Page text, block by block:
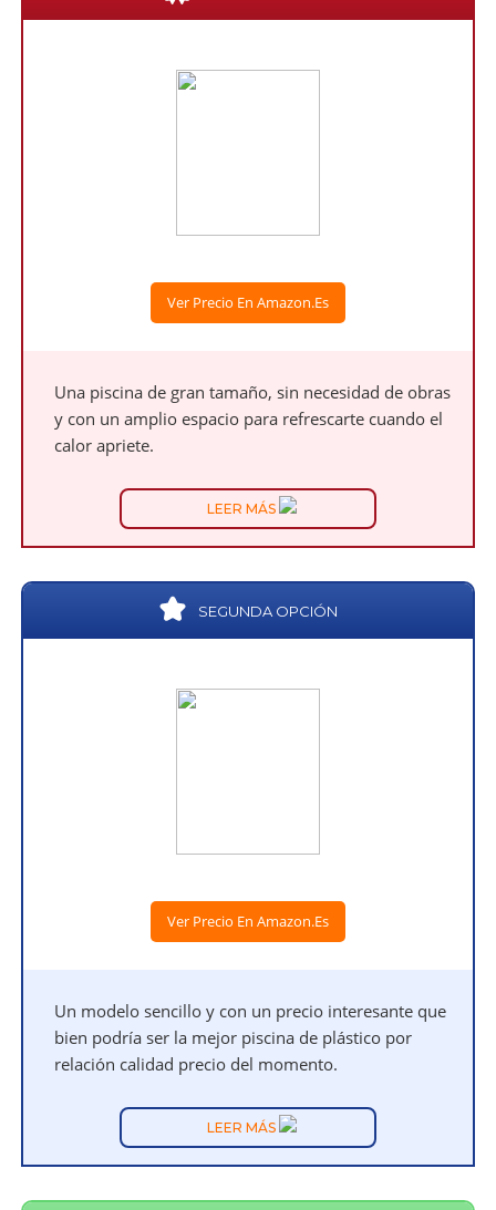
Ver Precio En Amazon.es
Una piscina de gran tamaño, sin necesidad de obras
y con un amplio espacio para refrescarte cuando el
calor apriete.
LEER MÁS
SEGUNDA OPCIÓN
Ver Precio En Amazon.es
Un modelo sencillo y con un precio interesante que
bien podría ser la mejor piscina de plástico por
relación calidad precio del momento.
LEER MÁS